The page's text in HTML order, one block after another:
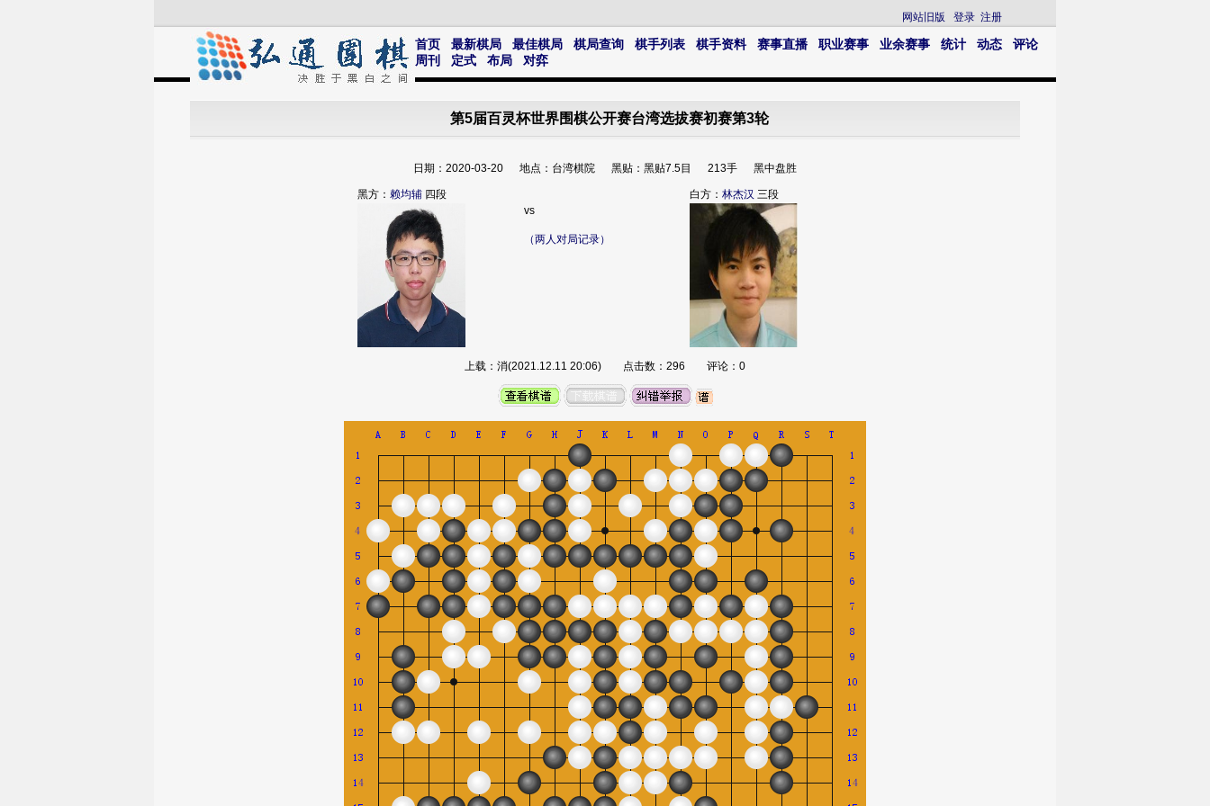
网站旧版 登录 注册
首页 最新棋局 最佳棋局 棋局查询 棋手列表 棋手资料 赛事直播 职业赛事 业余赛事 统计 动态
评论
周刊
定式 布局 对弈
第5届百灵杯世界围棋公开赛台湾选拔赛初赛第3轮
日期：2020-03-20 地点：台湾棋院 黑贴：黑贴7.5目 213手 黑中盘胜
黑方： 赖均辅 四段 白方： 林杰汉 三段
vs
（两人对局记录）
上载：消(2021.12.11 20:06) 点击数：296 评论：0